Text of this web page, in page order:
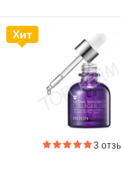
Средства для
3
Хит